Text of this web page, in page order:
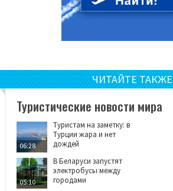
ЧИТАЙТЕ ТАКЖЕ
Туристические новости мира
06:28
Туристам на заметку: в
Турции жара и нет
дождей
05:10
В Беларуси запустят
электробусы между
городами